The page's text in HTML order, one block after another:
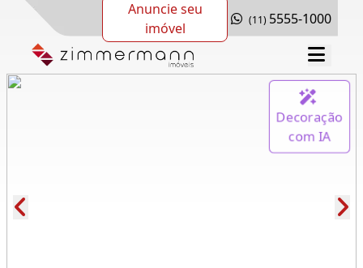
Anuncie seu
imóvel
(11) 5555-1000
Decoração
com IA